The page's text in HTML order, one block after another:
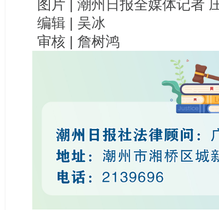
图片 | 潮州日报全媒体记者
编辑 | 吴冰
审核 | 詹树鸿